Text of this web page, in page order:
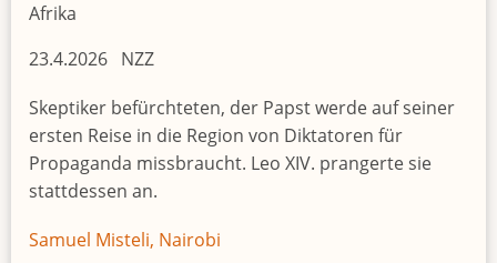
Afrika
23.4.2026 NZZ
Skeptiker befürchteten, der Papst werde auf seiner
ersten Reise in die Region von Diktatoren für
Propaganda missbraucht. Leo XIV. prangerte sie
stattdessen an.
Samuel Misteli, Nairobi